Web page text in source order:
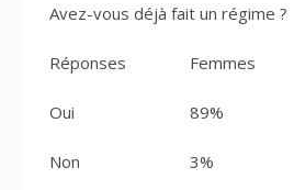
Avez-vous déjà fait un régime ?
Réponses Femmes
Oui 89%
Non 3%